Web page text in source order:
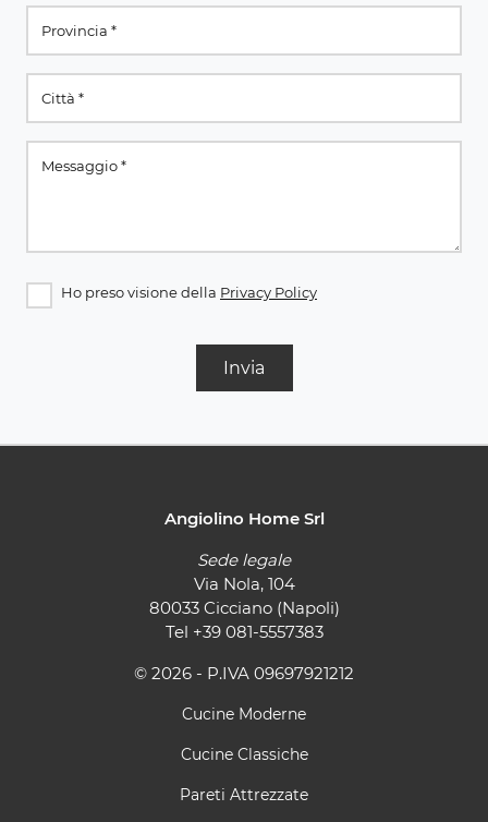
Ho preso visione della Privacy Policy
Invia
Angiolino Home Srl
Sede legale
Via Nola, 104
80033 Cicciano (Napoli)
Tel +39 081-5557383
© 2026 - P.IVA 09697921212
Cucine Moderne
Cucine Classiche
Pareti Attrezzate